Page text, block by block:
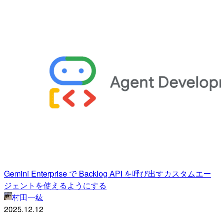
Gemini Enterprise で Backlog API を呼び出すカスタムエー
ジェントを使えるようにする
村田一紘
2025.12.12